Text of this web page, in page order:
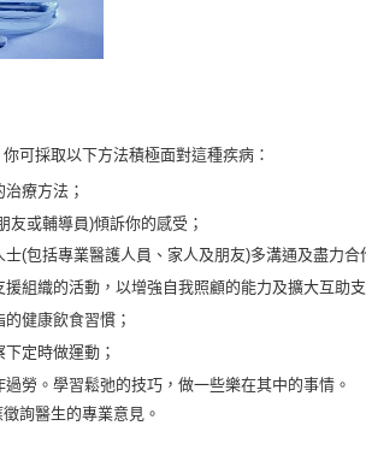
可採取以下方法積極面對這種疾病：
療方法；
友或輔導員)傾訴你的感受；
士(包括專業醫護人員、家人及朋友)多溝通及盡力合
援組織的活動，以增強自我照顧的能力及擴大互助
健康飲食習慣；
定時做運動；
勞。學習鬆弛的技巧，做一些樂在其中的事情。
詢醫生的專業意見。